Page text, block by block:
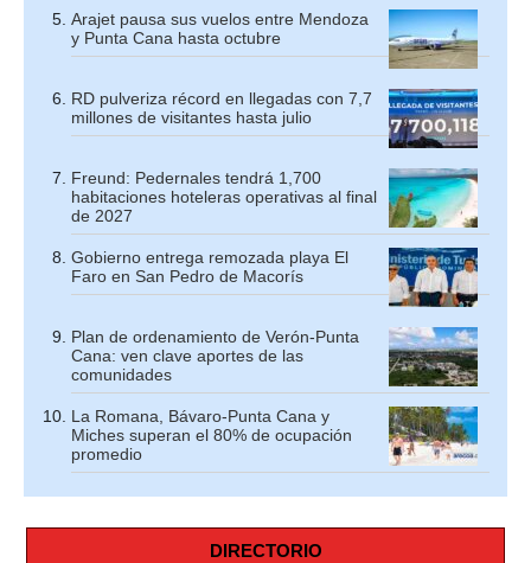
Arajet pausa sus vuelos entre Mendoza
y Punta Cana hasta octubre
RD pulveriza récord en llegadas con 7,7
millones de visitantes hasta julio
Freund: Pedernales tendrá 1,700
habitaciones hoteleras operativas al final
de 2027
Gobierno entrega remozada playa El
Faro en San Pedro de Macorís
Plan de ordenamiento de Verón-Punta
Cana: ven clave aportes de las
comunidades
La Romana, Bávaro-Punta Cana y
Miches superan el 80% de ocupación
promedio
DIRECTORIO